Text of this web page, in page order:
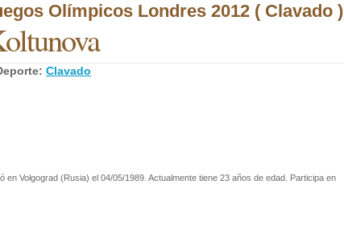
Olímpicos Londres 2012 ( Clavado )
Clavado
en Volgograd (Rusia) el 04/05/1989. Actualmente tiene 23 años de edad. Participa en